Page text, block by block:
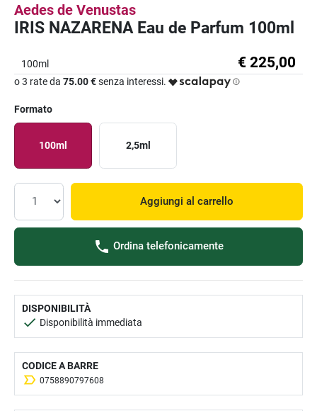
Aedes de Venustas
IRIS NAZARENA Eau de Parfum 100ml
100ml € 225,00
o 3 rate da 75.00 €senza interessi.
Formato
100ml 2,5ml
Aggiungi al carrello
Ordina telefonicamente
DISPONIBILITÀ
Disponibilità immediata
CODICE A BARRE
0758890797608